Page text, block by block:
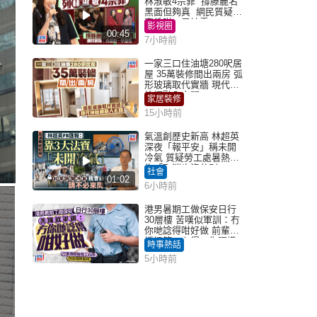
00:45
黑面但夠真 網民質疑：
真係咁一早被雪
影視圈
7小時前
一家三口住油塘280呎居
屋 35萬裝修間出兩房 弧
形玻璃取代實牆 現代神
枱櫃融入玄關
家居裝修
15小時前
01:02
氣溫創歷史新高 林超英
深夜「報平安」稱未開
冷氣 質疑勞工處暑熱警
告「取消也沒分別」
社會
6小時前
港男暑期工做保安日行
30層樓 苦嘆似軍訓：冇
你哋諗得咁好做 前輩傳
授搵筍工心得：你唔識
揀盤啫｜Juicy叮
時事熱話
5小時前